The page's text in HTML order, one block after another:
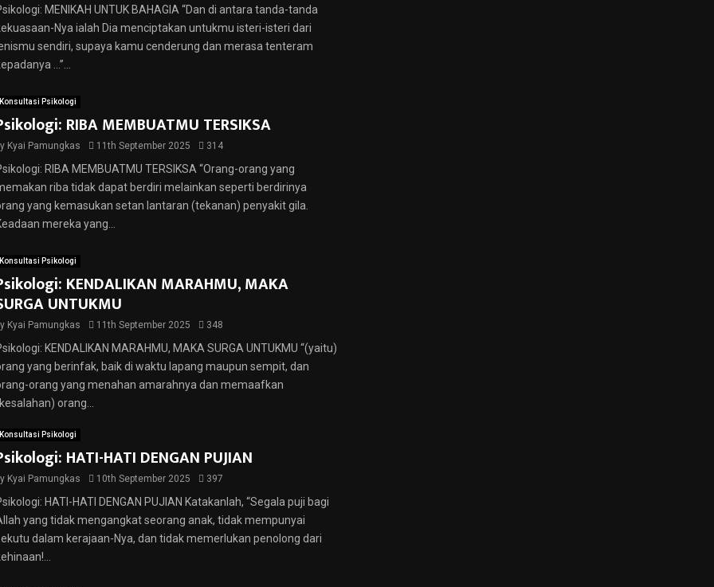
MENIKAH UNTUK BAHAGIA “Dan di antara tanda-tanda
Nya ialah Dia menciptakan untukmu isteri-isteri dari
sendiri, supaya kamu cenderung dan merasa tenteram
…”...
Konsultasi Psikologi
RIBA MEMBUATMU TERSIKSA
Kyai Pamungkas 11th September 2025 314
RIBA MEMBUATMU TERSIKSA “Orang-orang yang
riba tidak dapat berdiri melainkan seperti berdirinya
yang kemasukan setan lantaran (tekanan) penyakit gila.
mereka yang...
Konsultasi Psikologi
KENDALIKAN MARAHMU, MAKA
UNTUKMU
Kyai Pamungkas 11th September 2025 348
KENDALIKAN MARAHMU, MAKA SURGA UNTUKMU “(yaitu)
yang berinfak, baik di waktu lapang maupun sempit, dan
orang yang menahan amarahnya dan memaafkan
orang...
Konsultasi Psikologi
HATI-HATI DENGAN PUJIAN
Kyai Pamungkas 10th September 2025 397
HATI-HATI DENGAN PUJIAN Katakanlah, “Segala puji bagi
yang tidak mengangkat seorang anak, tidak mempunyai
dalam kerajaan-Nya, dan tidak memerlukan penolong dari